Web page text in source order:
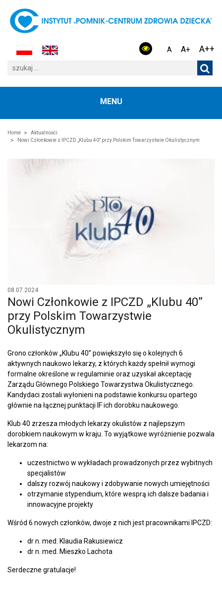
A A+ A++
MENU
Home
Aktualności
Nowi Członkowie z IPCZD „Klubu 40” przy Polskim Towarzystwie Okulistycznym
08.07.2024
Nowi Członkowie z IPCZD „Klubu 40”
przy Polskim Towarzystwie
Okulistycznym
Grono członków „Klubu 40” powiększyło się o kolejnych 6
aktywnych naukowo lekarzy, z których każdy spełnił wymogi
formalne określone w regulaminie oraz uzyskał akceptację
Zarządu Głównego Polskiego Towarzystwa Okulistycznego.
Kandydaci zostali wyłonieni na podstawie konkursu opartego
głównie na łącznej punktacji IF ich dorobku naukowego.
Klub 40 zrzesza młodych lekarzy okulistów z najlepszym
dorobkiem naukowym w kraju. To wyjątkowe wyróżnienie pozwala
lekarzom na:
uczestnictwo w wykładach prowadzonych przez wybitnych
specjalistów
dalszy rozwój naukowy i zdobywanie nowych umiejętności
otrzymanie stypendium, które wesprą ich dalsze badania i
innowacyjne projekty
Wśród 6 nowych członków, dwoje z nich jest pracownikami IPCZD:
dr n. med. Klaudia Rakusiewicz
dr n. med. Mieszko Lachota
Serdeczne gratulacje!